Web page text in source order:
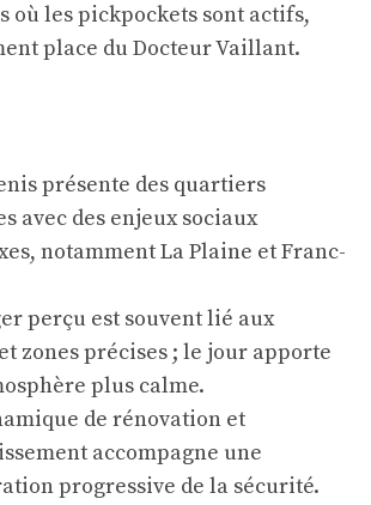
où les pickpockets sont actifs,
place du Docteur Vaillant.
présente des quartiers
avec des enjeux sociaux
notamment La Plaine et Franc-
perçu est souvent lié aux
zones précises ; le jour apporte
plus calme.
de rénovation et
accompagne une
progressive de la sécurité.